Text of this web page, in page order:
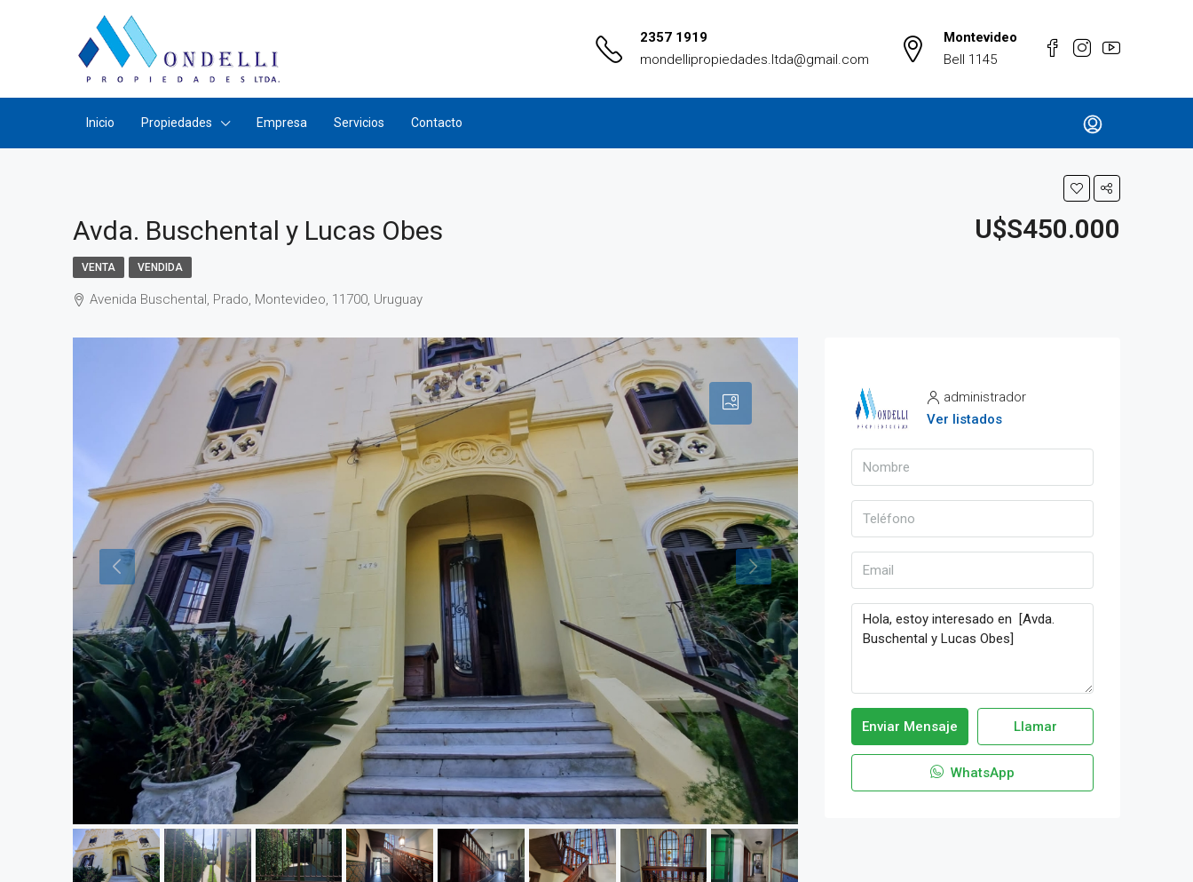
2357 1919
mondellipropiedades.ltda@gmail.com
Montevideo
Bell 1145
Inicio Propiedades Empresa Servicios Contacto
Avda. Buschental y Lucas Obes U$S450.000
VENTA VENDIDA
Avenida Buschental, Prado, Montevideo, 11700, Uruguay
administrador
Ver listados
Enviar Mensaje Llamar
WhatsApp